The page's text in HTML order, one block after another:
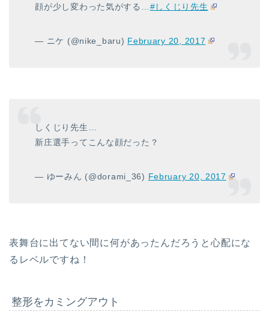
顔が少し変わった気がする… #しくじり先生
— ニケ (@nike_baru) February 20, 2017
しくじり先生…
新庄選手ってこんな顔だった？
— ゆーみん (@dorami_36) February 20, 2017
表舞台に出てない間に何があったんだろうと心配にな
るレベルですね！
整形をカミングアウト